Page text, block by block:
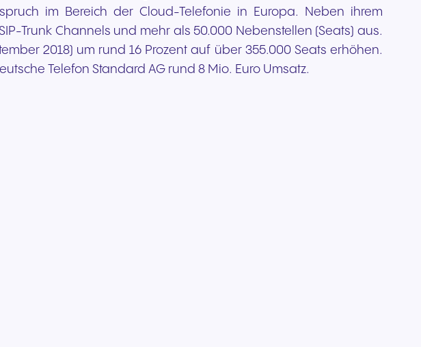
im Bereich der Cloud-Telefonie in Europa. Neben ihrem
Trunk Channels und mehr als 50.000 Nebenstellen (Seats) aus.
2018) um rund 16 Prozent auf über 355.000 Seats erhöhen.
Telefon Standard AG rund 8 Mio. Euro Umsatz.